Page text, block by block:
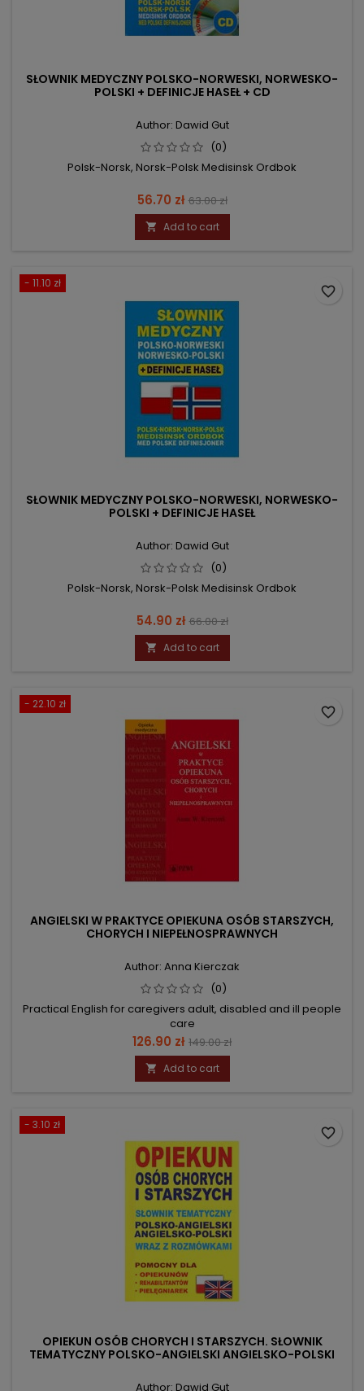
SŁOWNIK MEDYCZNY POLSKO-NORWESKI, NORWESKO-
POLSKI + DEFINICJE HASEŁ + CD
Author: Dawid Gut
(0)
Polsk-Norsk, Norsk-Polsk Medisinsk Ordbok
Price
56.70 zł Regular
price
63.00 zł
 Add to cart
- 11.10 zł
SŁOWNIK MEDYCZNY POLSKO-NORWESKI, NORWESKO-
POLSKI + DEFINICJE HASEŁ
Author: Dawid Gut
(0)
Polsk-Norsk, Norsk-Polsk Medisinsk Ordbok
Price
54.90 zł Regular
price
66.00 zł
 Add to cart
favorite_border
- 22.10 zł
ANGIELSKI W PRAKTYCE OPIEKUNA OSÓB STARSZYCH,
CHORYCH I NIEPEŁNOSPRAWNYCH
Author: Anna Kierczak
(0)
Practical English for caregivers adult, disabled and ill people
care
Price
126.90 zł Regular
price
149.00 zł
 Add to cart
favorite_border
- 3.10 zł
OPIEKUN OSÓB CHORYCH I STARSZYCH. SŁOWNIK
TEMATYCZNY POLSKO-ANGIELSKI ANGIELSKO-POLSKI
Author: Dawid Gut
favorite_border